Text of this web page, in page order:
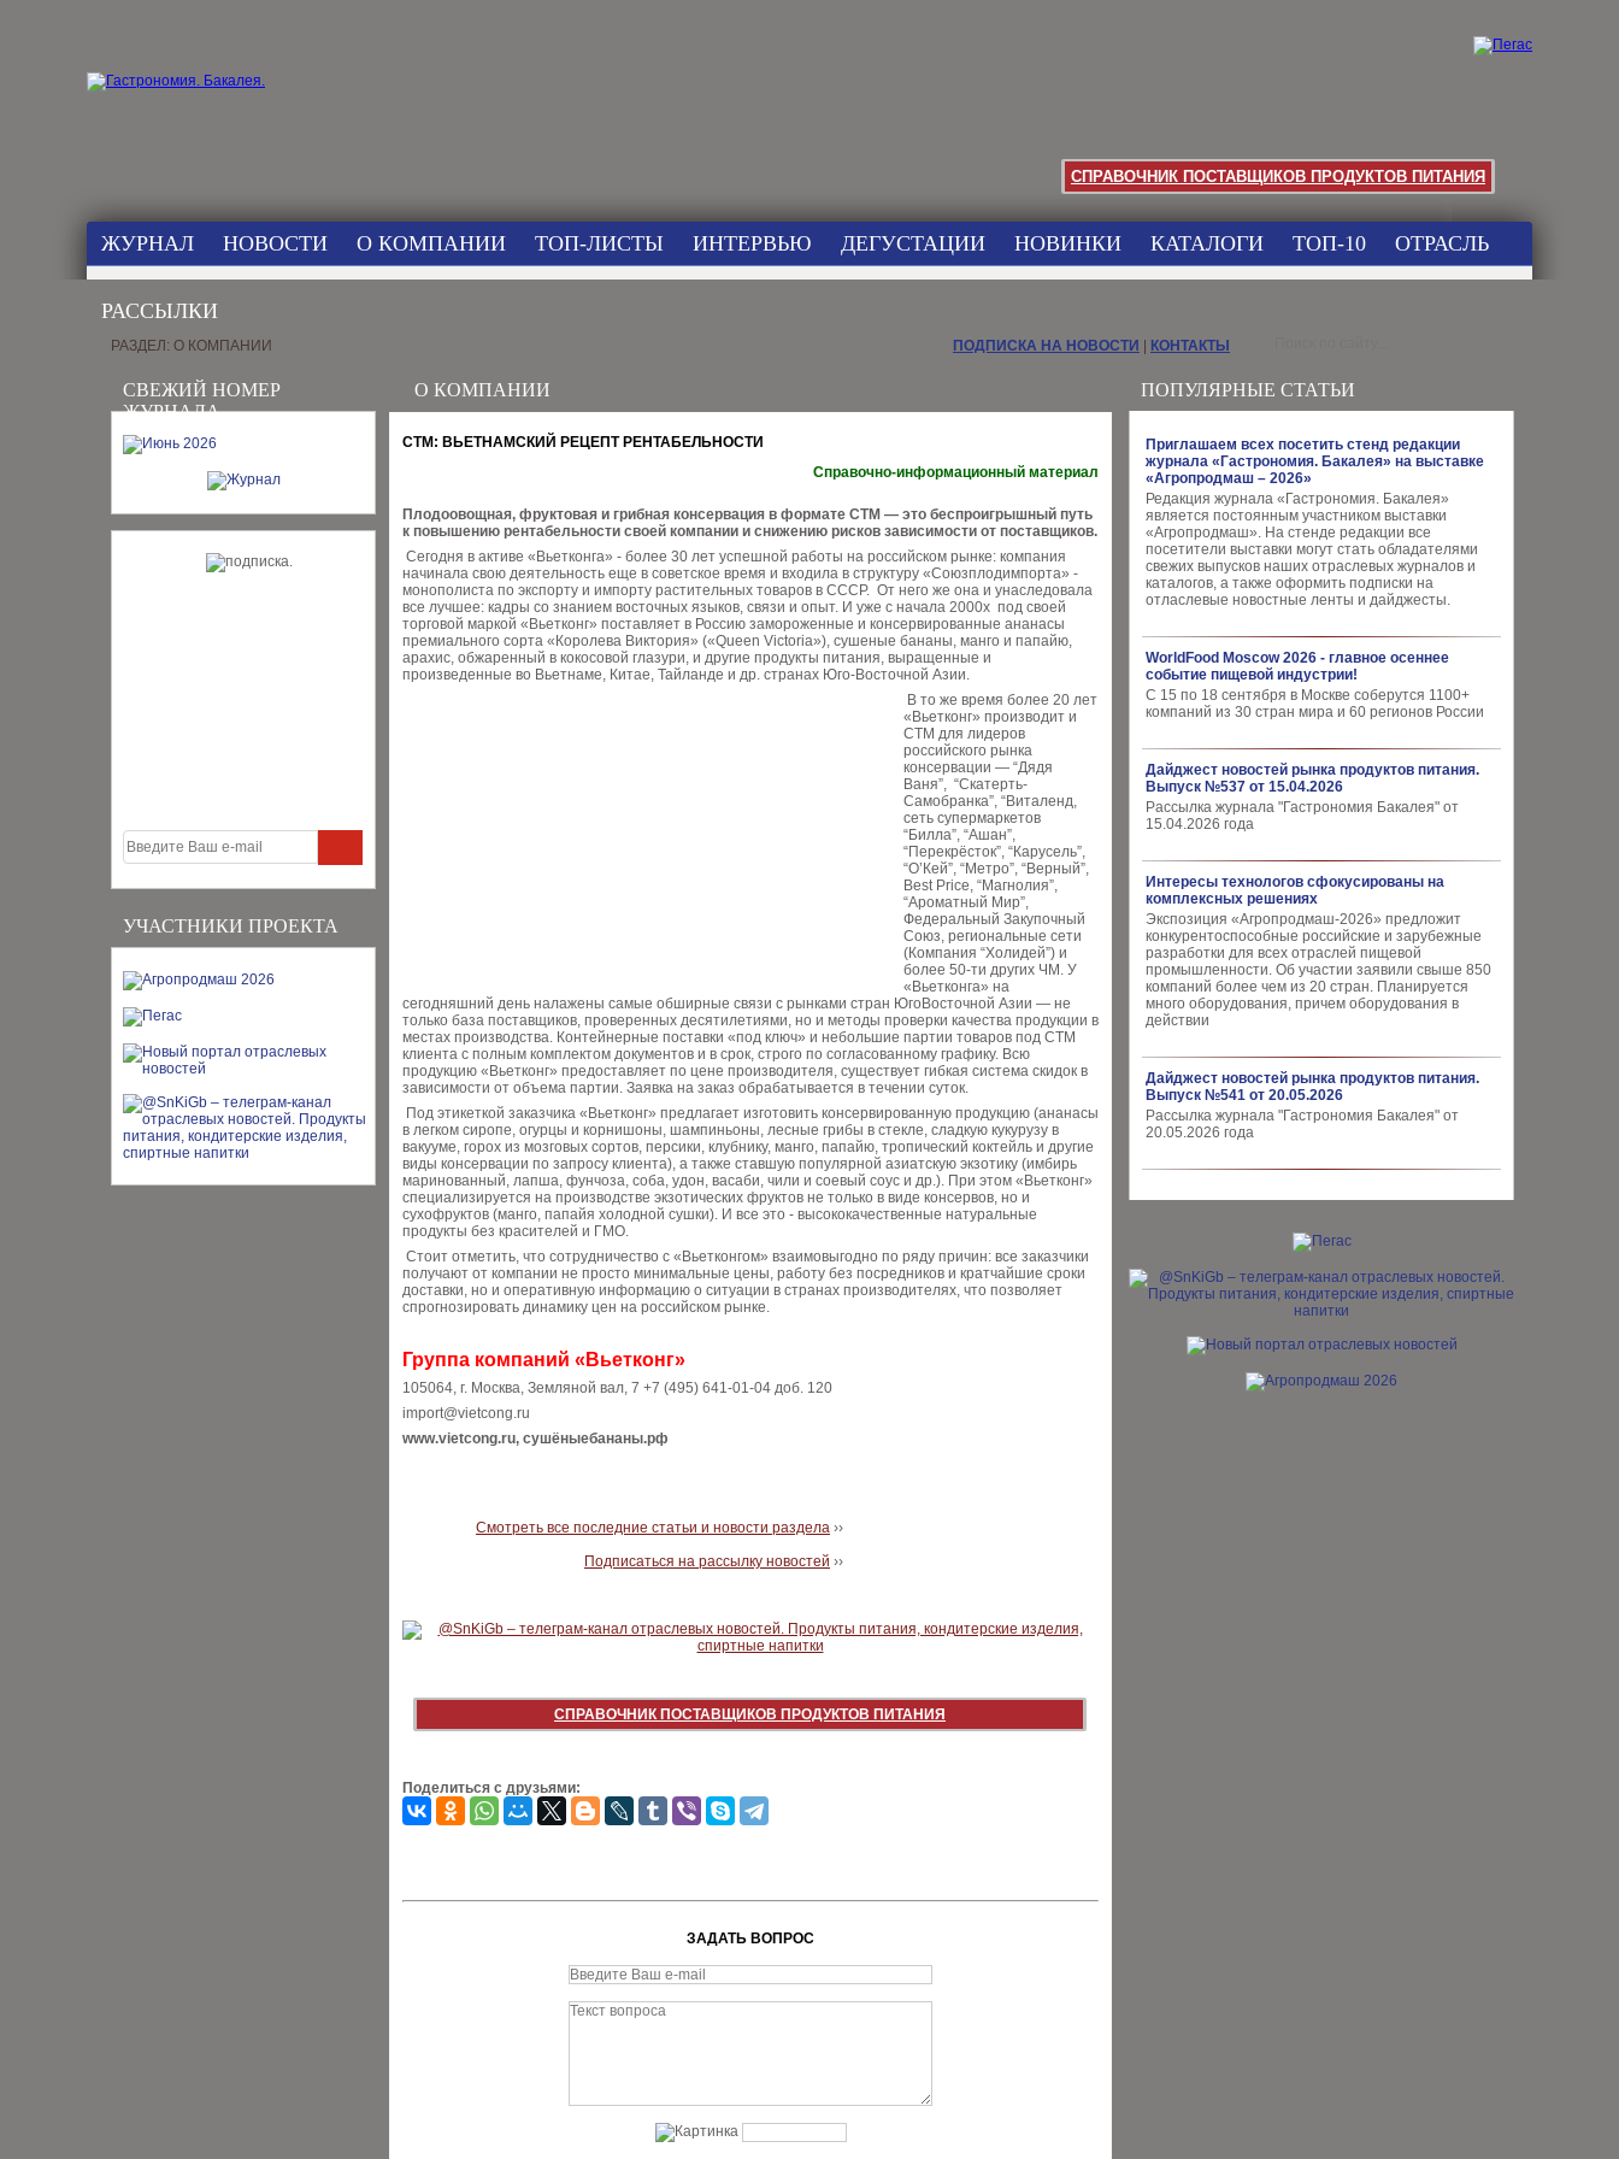
СПРАВОЧНИК ПОСТАВЩИКОВ ПРОДУКТОВ ПИТАНИЯ
ЖУРНАЛ НОВОСТИ О КОМПАНИИ ТОП-ЛИСТЫ ИНТЕРВЬЮ ДЕГУСТАЦИИ НОВИНКИ КАТАЛОГИ ТОП-10 ОТРАСЛЬ
РАССЫЛКИ
СВЕЖИЙ НОМЕР
ЖУРНАЛА
УЧАСТНИКИ ПРОЕКТА
ПОПУЛЯРНЫЕ СТАТЬИ
Приглашаем всех посетить стенд редакции
журнала «Гастрономия. Бакалея» на выставке
«Агропродмаш – 2026»
Редакция журнала «Гастрономия. Бакалея»
является постоянным участником выставки
«Агропродмаш». На стенде редакции все
посетители выставки могут стать обладателями
свежих выпусков наших отраслевых журналов и
каталогов, а также оформить подписки на
отласлевые новостные ленты и дайджесты.
WorldFood Moscow 2026 - главное осеннее
событие пищевой индустрии!
С 15 по 18 сентября в Москве соберутся 1100+
компаний из 30 стран мира и 60 регионов России
Дайджест новостей рынка продуктов питания.
Выпуск №537 от 15.04.2026
Рассылка журнала "Гастрономия Бакалея" от
15.04.2026 года
Интересы технологов сфокусированы на
комплексных решениях
Экспозиция «Агропродмаш-2026» предложит
конкурентоспособные российские и зарубежные
разработки для всех отраслей пищевой
промышленности. Об участии заявили свыше 850
компаний более чем из 20 стран. Планируется
много оборудования, причем оборудования в
действии
Дайджест новостей рынка продуктов питания.
Выпуск №541 от 20.05.2026
Рассылка журнала "Гастрономия Бакалея" от
20.05.2026 года
РАЗДЕЛ: О КОМПАНИИ ПОДПИСКА НА НОВОСТИ КОНТАКТЫ
О КОМПАНИИ
СТМ: ВЬЕТНАМСКИЙ РЕЦЕПТ РЕНТАБЕЛЬНОСТИ
Справочно-информационный материал
Плодоовощная, фруктовая и грибная консервация в формате СТМ — это беспроигрышный путь
к повышению рентабельности своей компании и снижению рисков зависимости от поставщиков.
Сегодня в активе «Вьетконга» - более 30 лет успешной работы на российском рынке: компания
начинала свою деятельность еще в советское время и входила в структуру «Союзплодимпорта» -
монополиста по экспорту и импорту растительных товаров в СССР. От него же она и унаследовала
все лучшее: кадры со знанием восточных языков, связи и опыт. И уже с начала 2000х под своей
торговой маркой «Вьетконг» поставляет в Россию замороженные и консервированные ананасы
премиального сорта «Королева Виктория» («Queen Victoria»), сушеные бананы, манго и папайю,
арахис, обжаренный в кокосовой глазури, и другие продукты питания, выращенные и
произведенные во Вьетнаме, Китае, Тайланде и др. странах Юго-Восточной Азии.
В то же время более 20 лет
«Вьетконг» производит и
СТМ для лидеров
российского рынка
консервации — “Дядя
Ваня”, “Скатерть-
Самобранка”, “Виталенд,
сеть супермаркетов
“Билла”, “Ашан”,
“Перекрёсток”, “Карусель”,
“О’Кей”, “Метро”, “Верный”,
Best Price, “Магнолия”,
“Ароматный Мир”,
Федеральный Закупочный
Союз, региональные сети
(Компания “Холидей”) и
более 50-ти других ЧМ. У
«Вьетконга» на
сегодняшний день налажены самые обширные связи с рынками стран ЮгоВосточной Азии — не
только база поставщиков, проверенных десятилетиями, но и методы проверки качества продукции в
местах производства. Контейнерные поставки «под ключ» и небольшие партии товаров под СТМ
клиента с полным комплектом документов и в срок, строго по согласованному графику. Всю
продукцию «Вьетконг» предоставляет по цене производителя, существует гибкая система скидок в
зависимости от объема партии. Заявка на заказ обрабатывается в течении суток.
Под этикеткой заказчика «Вьетконг» предлагает изготовить консервированную продукцию (ананасы
в легком сиропе, огурцы и корнишоны, шампиньоны, лесные грибы в стекле, сладкую кукурузу в
вакууме, горох из мозговых сортов, персики, клубнику, манго, папайю, тропический коктейль и другие
виды консервации по запросу клиента), а также ставшую популярной азиатскую экзотику (имбирь
маринованный, лапша, фунчоза, соба, удон, васаби, чили и соевый соус и др.). При этом «Вьетконг»
специализируется на производстве экзотических фруктов не только в виде консервов, но и
сухофруктов (манго, папайя холодной сушки). И все это - высококачественные натуральные
продукты без красителей и ГМО.
Стоит отметить, что сотрудничество с «Вьетконгом» взаимовыгодно по ряду причин: все заказчики
получают от компании не просто минимальные цены, работу без посредников и кратчайшие сроки
доставки, но и оперативную информацию о ситуации в странах производителях, что позволяет
спрогнозировать динамику цен на российском рынке.
Группа компаний «Вьетконг»
105064, г. Москва, Земляной вал, 7 +7 (495) 641-01-04 доб. 120
import@vietcong.ru
www.vietcong.ru, сушёныебананы.рф
Смотреть все последние статьи и новости раздела ››
Подписаться на рассылку новостей ››
СПРАВОЧНИК ПОСТАВЩИКОВ ПРОДУКТОВ ПИТАНИЯ
Поделиться с друзьями:
ЗАДАТЬ ВОПРОС